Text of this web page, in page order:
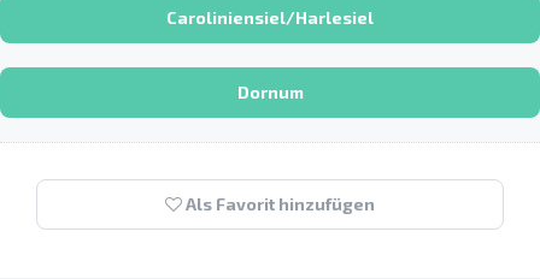
Caroliniensiel/Harlesiel
Dornum
Als Favorit hinzufügen